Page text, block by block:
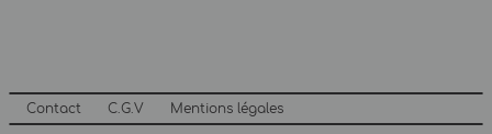
Contact C.G.V Mentions légales